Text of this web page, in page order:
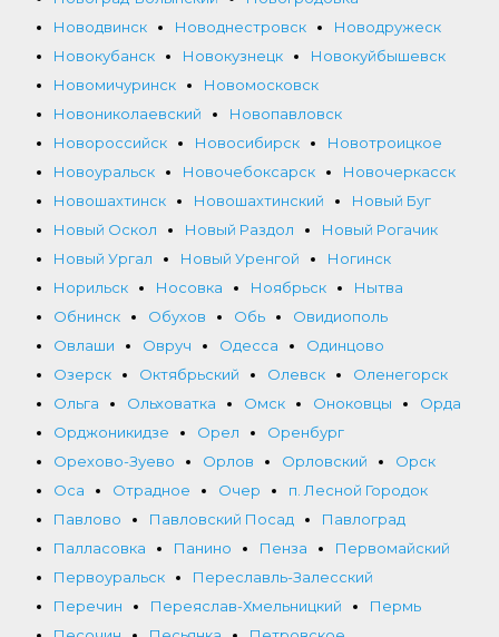
Новодвинск
Новоднестровск
Новодружеск
Новокубанск
Новокузнецк
Новокуйбышевск
Новомичуринск
Новомосковск
Новониколаевский
Новопавловск
Новороссийск
Новосибирск
Новотроицкое
Новоуральск
Новочебоксарск
Новочеркасск
Новошахтинск
Новошахтинский
Новый Буг
Новый Оскол
Новый Раздол
Новый Рогачик
Новый Ургал
Новый Уренгой
Ногинск
Норильск
Носовка Ноябрьск
Нытва
Обнинск
Обухов Обь
Овидиополь
Овлаши
Овруч Одесса
Одинцово
Озерск
Октябрьский Олевск
Оленегорск
Ольга
Ольховатка Омск Оноковцы
Орда
Орджоникидзе
Орел
Оренбург
Орехово-Зуево
Орлов Орловский
Орск
Оса
Отрадное Очер
п. Лесной Городок
Павлово
Павловский Посад
Павлоград
Палласовка
Панино Пенза
Первомайский
Первоуральск
Переславль-Залесский
Перечин
Переяслав-Хмельницкий
Пермь